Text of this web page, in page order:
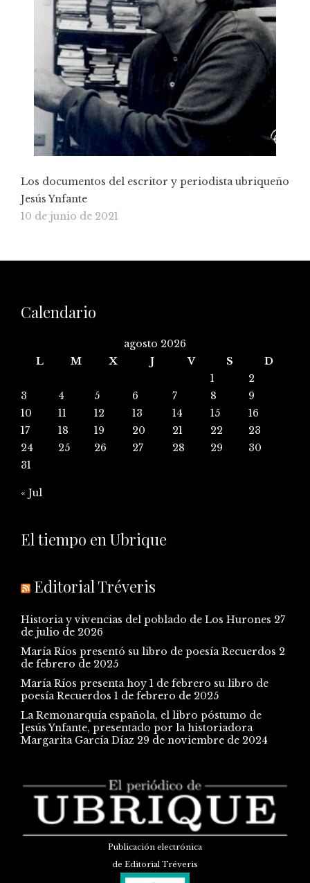
Los documentos del escritor y periodista ubriqueño
Jesús Ynfante
10 de junio de 2021
Calendario
agosto 2026
L
M X J V S
D
1
2
3
4 5 6 7 8
9
10
11 12 13 14 15
16
17
18 19 20 21 22
23
24
25 26 27 28 29
30
31
« Jul
El tiempo en Ubrique
Editorial Tréveris
Historia y vivencias del poblado de Los Hurones 27
de julio de 2026
María Ríos presentó su libro de poesía Recuerdos 2
de febrero de 2025
María Ríos presenta hoy 1 de febrero su libro de
poesía Recuerdos 1 de febrero de 2025
La Remonarquía española, el libro póstumo de
Jesús Ynfante, presentado por la historiadora
Margarita García Díaz 29 de noviembre de 2024
Publicación electrónica
de Editorial Tréveris